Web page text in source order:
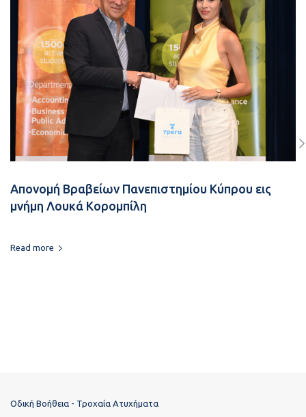
Απονομή Βραβείων Πανεπιστημίου Κύπρου εις
μνήμη Λουκά Κορομπίλη
Read more
Οδική Βοήθεια - Τροχαία Ατυχήματα